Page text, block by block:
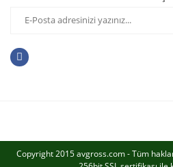
Copyright 2015 avgross.com - Tüm